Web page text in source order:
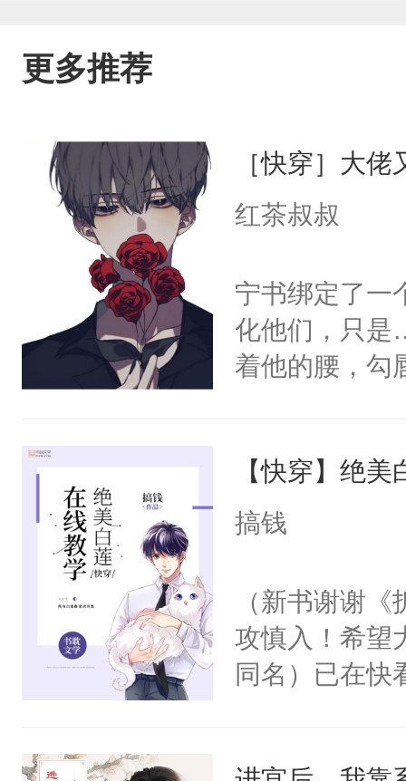
更多推荐
［快穿］大
红茶叔叔
宁书绑定了一
化他们，只是
着他的腰，勾
来，给老公
用力——为你
【快穿】绝
搞钱
（新书谢谢
攻慎入！希望
同名）已在快